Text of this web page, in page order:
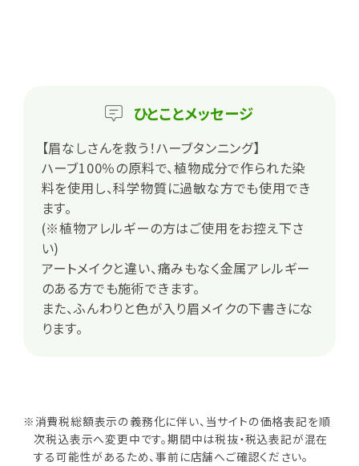
ひとことメッセージ
【眉なしさんを救う！ハーブタンニング】
ハーブ100％の原料で、植物成分で作られた染
料を使用し、科学物質に過敏な方でも使用でき
ます。
(※植物アレルギーの方はご使用をお控え下さ
い)
アートメイクと違い、痛みもなく金属アレルギー
のある方でも施術できます。
また、ふんわりと色が入り眉メイクの下書きにな
ります。
※消費税総額表示の義務化に伴い、当サイトの価格表記を順
次税込表示へ変更中です。期間中は税抜・税込表記が混在
する可能性があるため、事前に店舗へご確認ください。